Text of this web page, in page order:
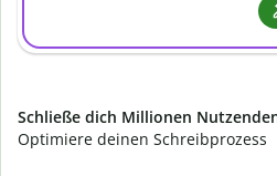
Schließe dich Millionen
Optimiere deinen Schreibprozess